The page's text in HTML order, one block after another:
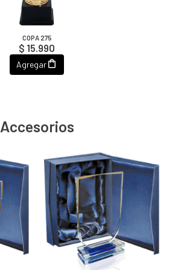
COPA 275
$ 15.990
Agregar
Accesorios